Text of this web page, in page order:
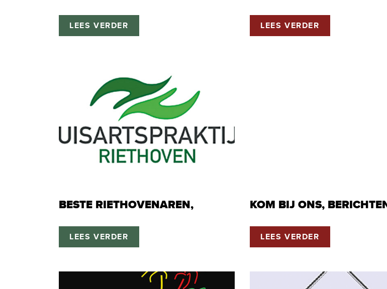
LEES VERDER LEES VERDER
BESTE RIETHOVENAREN,
LEES VERDER
KOM BIJ ONS,
LEES VERDER